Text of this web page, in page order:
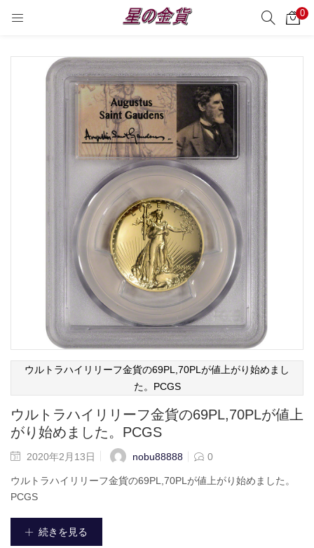
0
サーチ
ウルトラハイリリーフ金貨の69PL,70PLが値上がり始めまし
た。PCGS
ウルトラハイリリーフ金貨の69PL,70PLが値上
がり始めました。PCGS
2020年2月13日 nobu88888 0
ウルトラハイリリーフ金貨の69PL,70PLが値上がり始めました。
PCGS
続きを見る
Enter your username and password to login.
Remember me
Login
Lost password?